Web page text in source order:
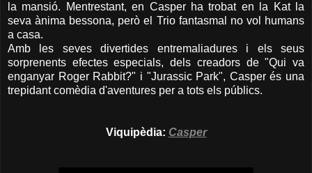
la mansió. Mentrestant, en Casper ha trobat en la Kat la
seva ànima bessona, però el Trio fantasmal no vol humans
a casa.
Amb les seves divertides entremaliadures i els seus
sorprenents efectes especials, dels creadors de "Qui va
enganyar Roger Rabbit?" i "Jurassic Park", Casper és una
trepidant comèdia d'aventures per a tots els públics.
Viquipèdia: Casper